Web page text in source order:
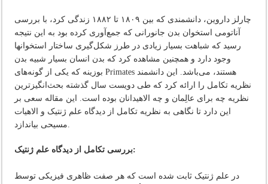
چارلز داروین، دانشمندی که بین ۱۸۰۹ تا ۱۸۸۲ زندگی کرد، با بررسی
آناتومی استخوان بدن جانورانی که جمع‌آوری کرده بود به این نتیجه
رسید که شباهت بسیار زیادی در طرز شکل‌گیری ساختار استخوانها
وجود دارد و همچنین مشاهده کرد که بدن انسان بسیار شبیه بدن
بوزینه که یکی از گونه‌های Primates هستند، می‌باشد. این دانشمند
نظریه تکامل را ارائه کرد که طی دویست سال گذشته بحث‌انگیزترین
نظریه چه برای عالِمان و چه الاهیدانان بوده است. این مقاله سعی بر
این دارد تا نگاهی به نظریه تکامل از دیدگاه علم ژنتیک و الاهیات
مسیحی بیاندازد.
بررسی تکامل از دیدگاه علم ژنتیک:
در علم ژنتیک ثابت شده است که هر صفت ظاهری فیزیکی توسط